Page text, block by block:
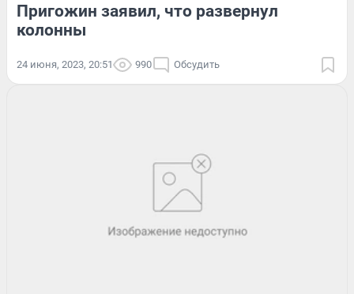
Пригожин заявил, что развернул
колонны
24 июня, 2023, 20:51 990 Обсудить